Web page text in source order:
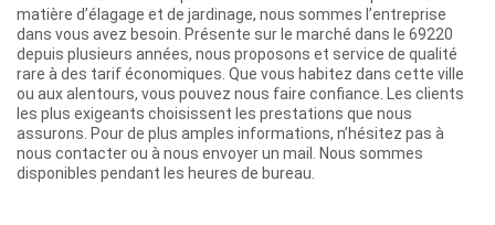
matière d’élagage et de jardinage, nous sommes l’entreprise
dans vous avez besoin. Présente sur le marché dans le 69220
depuis plusieurs années, nous proposons et service de qualité
rare à des tarif économiques. Que vous habitez dans cette ville
ou aux alentours, vous pouvez nous faire confiance. Les clients
les plus exigeants choisissent les prestations que nous
assurons. Pour de plus amples informations, n’hésitez pas à
nous contacter ou à nous envoyer un mail. Nous sommes
disponibles pendant les heures de bureau.